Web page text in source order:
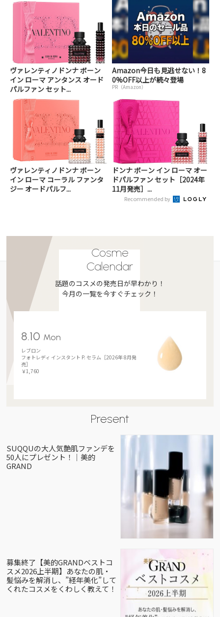
ヴァレンティノドンナ ボーン
イン ローマ アンタンス オード
パルファン セット...
Amazon今日も見逃せない！8
0%OFF以上が続々登場
PR（Amazon）
ヴァレンティノドンナ ボーン
イン ローマ コーラル ファンタ
ジー オードパルフ...
ドンナ ボーン イン ローマ オー
ドパルファン セット［2024年
11月発売］...
Recommended by
Cosme
Calendar
話題のコスメの発売日が早わかり！
今月の一覧を今すぐチェック！
8.10 Mon
レブロン
フォトレディ インスタント P. セラム［2026年 8月発
売］
￥1,760
Present
SUQQUの大人気艶肌ファンデを
50人にプレゼント！｜美的
GRAND
募集終了【美的GRANDベストコ
スメ2026上半期】あなたの肌・
髪悩みを解消し、”経年美化”して
くれたコスメをくわしく教えて！